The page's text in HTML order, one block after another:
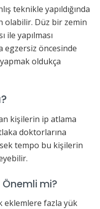
teknikle yapıldığında
olabilir. Düz bir zemin
ile yapılması
egzersiz öncesinde
oldukça
kişilerin ip atlama
doktorlarına
tempo bu kişilerin
mi?
eklemlere fazla yük